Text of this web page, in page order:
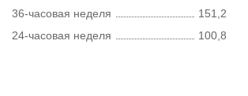
36-часовая неделя
151,2
24-часовая неделя
100,8